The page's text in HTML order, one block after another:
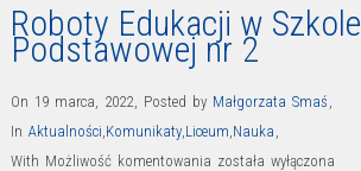
Roboty Edukacji w Szkole
Podstawowej nr 2
On 19 marca, 2022 Posted by Małgorzata Smaś
In Aktualności Komunikaty, Liceum Nauka
With Możliwość komentowania Roboty
została wyłączona